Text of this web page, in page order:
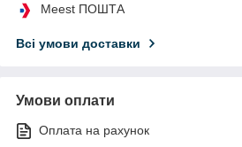
Meest ПОШТА
Всі умови доставки
Умови оплати
Оплата на рахунок